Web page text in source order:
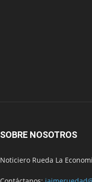
SOBRE NOSOTROS
Noticiero Rueda La